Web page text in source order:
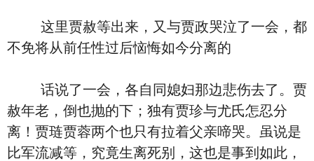
这里贾赦等出来，又与贾政哭泣了一会，都
不免将从前任性过后恼悔如今分离的
话说了一会，各自同媳妇那边悲伤去了。贾
赦年老，倒也抛的下；独有贾珍与尤氏怎忍分
离！贾琏贾蓉两个也只有拉着父亲啼哭。虽说是
比军流减等，究竟生离死别，这也是事到如此，